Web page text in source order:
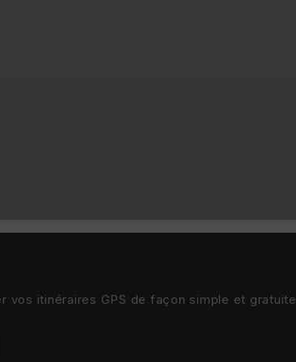
vos itinéraires GPS de façon simple et gratuite